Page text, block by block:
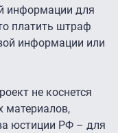
информации для
платить штраф
информации или
не коснется
материалов,
юстиции РФ – для